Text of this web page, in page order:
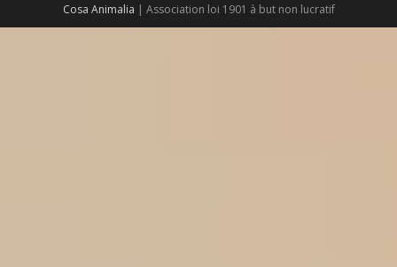
Cosa Animalia | Association loi 1901 à but non lucratif